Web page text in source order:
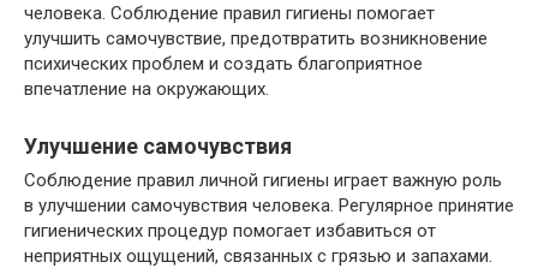
человека. Соблюдение правил гигиены помогает
улучшить самочувствие, предотвратить возникновение
психических проблем и создать благоприятное
впечатление на окружающих.
Улучшение самочувствия
Соблюдение правил личной гигиены играет важную роль
в улучшении самочувствия человека. Регулярное принятие
гигиенических процедур помогает избавиться от
неприятных ощущений, связанных с грязью и запахами.